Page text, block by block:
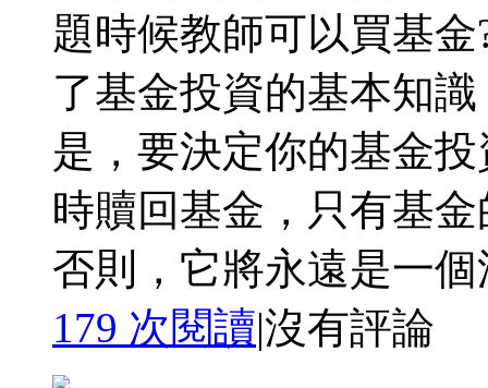
題時候教師可以買基
了基金投資的基本知
是，要決定你的基金
時贖回基金，只有基
否則，它將永遠是一個
179 次閱讀|沒有評論